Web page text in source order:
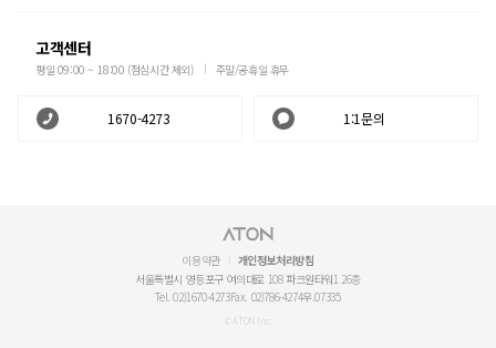
고객센터
평일 09:00 ~ 18:00 (점심시간 제외) 주말/공휴일 휴무
1670-4273 1:1문의
이용약관
개인정보처리방침
서울특별시 영등포구 여의대로 108 파크원타워1 26층
Tel. 02)1670-4273Fax. 02)786-4274우.07335
© ATON Inc.